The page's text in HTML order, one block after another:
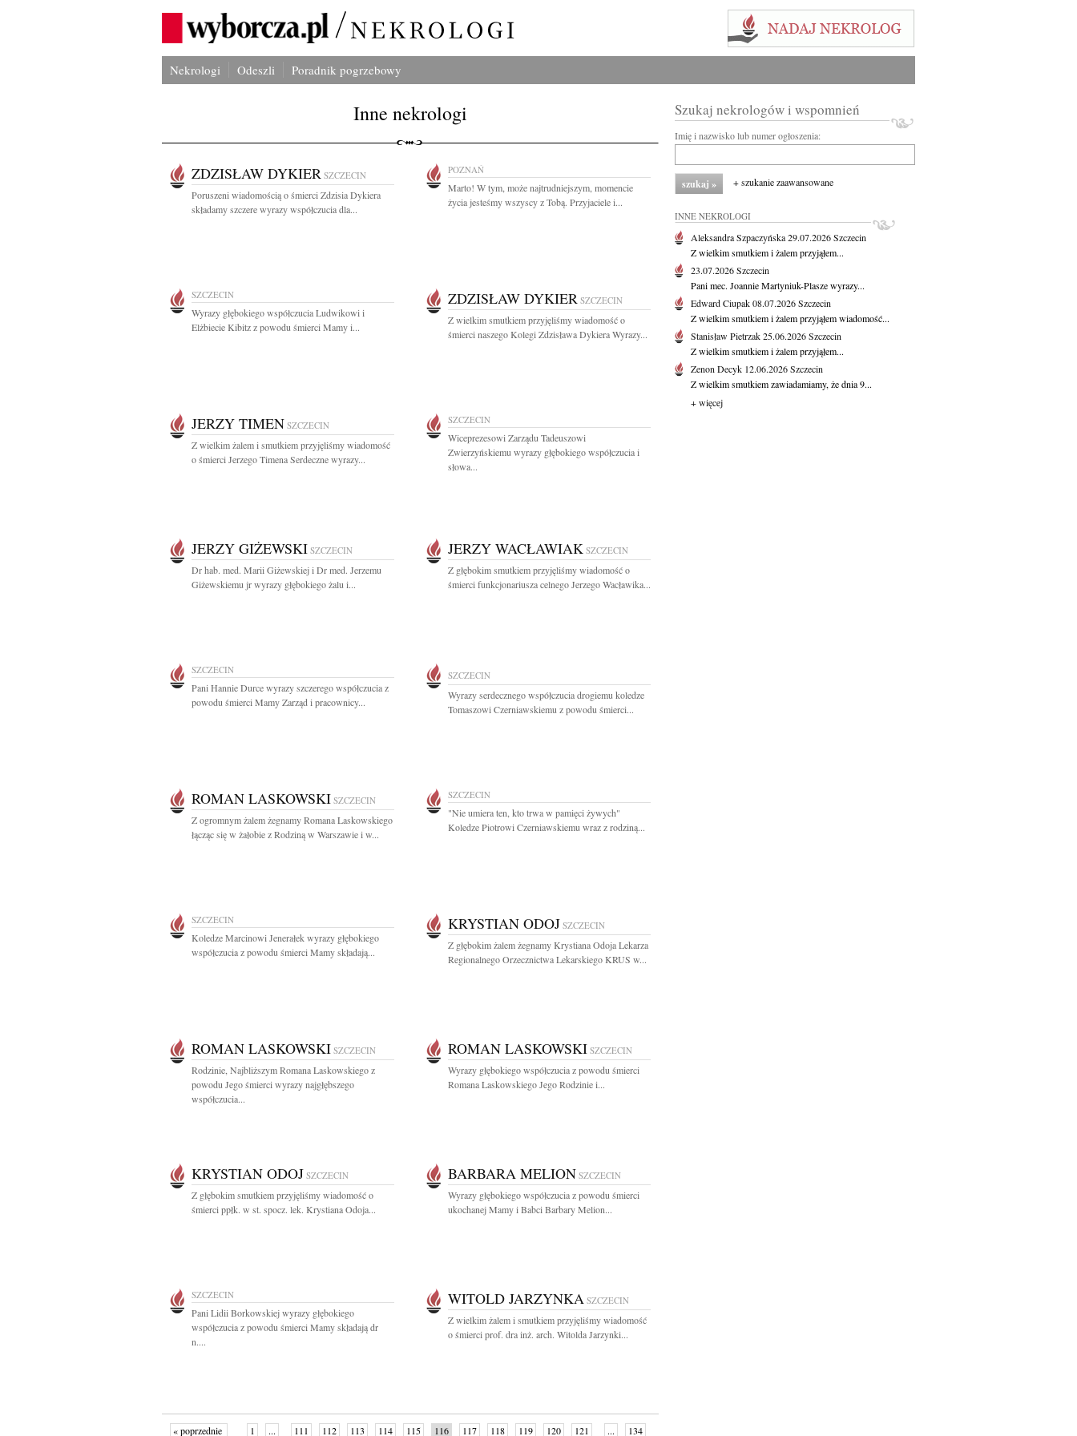
Nekrologi Odeszli Poradnik pogrzebowy
Inne nekrologi
ZDZISŁAW DYKIER SZCZECIN
Poruszeni wiadomością o śmierci Zdzisia Dykiera
składamy szczere wyrazy współczucia dla...
POZNAŃ
Marto! W tym, może najtrudniejszym, momencie
życia jesteśmy wszyscy z Tobą. Przyjaciele i...
SZCZECIN
Wyrazy głębokiego współczucia Ludwikowi i
Elżbiecie Kibitz z powodu śmierci Mamy i...
ZDZISŁAW DYKIER SZCZECIN
Z wielkim smutkiem przyjęliśmy wiadomość o
śmierci naszego Kolegi Zdzisława Dykiera Wyrazy...
JERZY TIMEN SZCZECIN
Z wielkim żalem i smutkiem przyjęliśmy wiadomość
o śmierci Jerzego Timena Serdeczne wyrazy...
SZCZECIN
Wiceprezesowi Zarządu Tadeuszowi
Zwierzyńskiemu wyrazy głębokiego współczucia i
słowa...
JERZY GIŻEWSKI SZCZECIN
Dr hab. med. Marii Giżewskiej i Dr med. Jerzemu
Giżewskiemu jr wyrazy głębokiego żalu i...
JERZY WACŁAWIAK SZCZECIN
Z głębokim smutkiem przyjęliśmy wiadomość o
śmierci funkcjonariusza celnego Jerzego Wacławika...
SZCZECIN
Pani Hannie Durce wyrazy szczerego współczucia z
powodu śmierci Mamy Zarząd i pracownicy...
SZCZECIN
Wyrazy serdecznego współczucia drogiemu koledze
Tomaszowi Czerniawskiemu z powodu śmierci...
ROMAN LASKOWSKI SZCZECIN
Z ogromnym żalem żegnamy Romana Laskowskiego
łącząc się w żałobie z Rodziną w Warszawie i w...
SZCZECIN
"Nie umiera ten, kto trwa w pamięci żywych"
Koledze Piotrowi Czerniawskiemu wraz z rodziną...
SZCZECIN
Koledze Marcinowi Jenerałek wyrazy głębokiego
współczucia z powodu śmierci Mamy składają...
KRYSTIAN ODOJ SZCZECIN
Z głębokim żalem żegnamy Krystiana Odoja Lekarza
Regionalnego Orzecznictwa Lekarskiego KRUS w...
ROMAN LASKOWSKI SZCZECIN
Rodzinie, Najbliższym Romana Laskowskiego z
powodu Jego śmierci wyrazy najgłębszego
współczucia...
ROMAN LASKOWSKI SZCZECIN
Wyrazy głębokiego współczucia z powodu śmierci
Romana Laskowskiego Jego Rodzinie i...
KRYSTIAN ODOJ SZCZECIN
Z głębokim smutkiem przyjęliśmy wiadomość o
śmierci ppłk. w st. spocz. lek. Krystiana Odoja...
BARBARA MELION SZCZECIN
Wyrazy głębokiego współczucia z powodu śmierci
ukochanej Mamy i Babci Barbary Melion...
SZCZECIN
Pani Lidii Borkowskiej wyrazy głębokiego
współczucia z powodu śmierci Mamy składają dr
n....
WITOLD JARZYNKA SZCZECIN
Z wielkim żalem i smutkiem przyjęliśmy wiadomość
o śmierci prof. dra inż. arch. Witolda Jarzynki...
« poprzednie 1 ... 111 112 113 114 115 116 117 118 119 120 121 ... 134
Szukaj nekrologów i wspomnień
Imię i nazwisko lub numer ogłoszenia:
+ szukanie zaawansowane
INNE NEKROLOGI
Aleksandra Szpaczyńska29.07.2026Szczecin
Z wielkim smutkiem i żalem przyjąłem...
23.07.2026Szczecin
Pani mec. Joannie Martyniuk-Plasze wyrazy...
Edward Ciupak08.07.2026Szczecin
Z wielkim smutkiem i żalem przyjąłem wiadomość...
Stanisław Pietrzak25.06.2026Szczecin
Z wielkim smutkiem i żalem przyjąłem...
Zenon Decyk 12.06.2026Szczecin
Z wielkim smutkiem zawiadamiamy, że dnia 9...
+ więcej